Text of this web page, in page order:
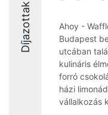
Díjazottak
Ahoy -
Budapest
utcában
kulináris
forró
házi
vállalkozás